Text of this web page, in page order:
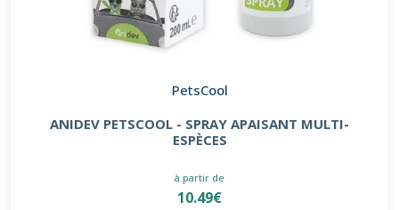
PetsCool
ANIDEV PETSCOOL - SPRAY APAISANT MULTI-
ESPÈCES
à partir de
10.49€